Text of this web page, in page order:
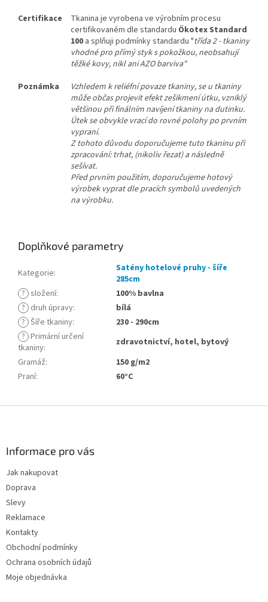
Certifikace
Tkanina je vyrobena ve výrobním procesu
certifikovaném dle standardu Ökotex Standard
100 a splňuji podmínky standardu "třída 2 - tkaniny
vhodné pro přímý styk s pokožkou, neobsahují
těžké kovy, nikl ani AZO barviva"
Poznámka
Vzhledem k reliéfní povaze tkaniny, se u tkaniny
může občas projevit efekt zešikmení útku, vzniklý
většinou při finálním navíjení tkaniny na dutinku.
Útek se obvykle vrací do rovné polohy po prvním
vypraní.
Z tohoto důvodu doporučujeme tuto tkaninu při
zpracování: trhat, (nikoliv řezat) a následně
sešívat.
Před prvním použitím, doporučujeme hotový
výrobek vyprat dle pracích symbolů uvedených
na výrobku.
Doplňkové parametry
Kategorie:
Satény hotelové pruhy - šíře
285cm
? složení:
100% bavlna
? druh úpravy:
bílá
? Šíře tkaniny:
230 - 290cm
? Primární určení
tkaniny:
zdravotnictví, hotel, bytový
Gramáž:
150 g/m2
Praní: 60°C
Informace pro vás
Jak nakupovat
Doprava
Slevy
Reklamace
Kontakty
Obchodní podmínky
Ochrana osobních údajů
Moje objednávka